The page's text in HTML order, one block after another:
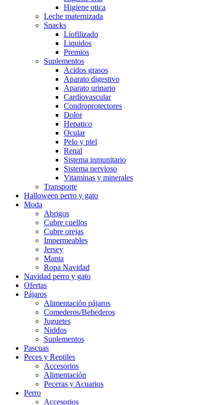
Higiene otica
Leche maternizada
Snacks
Liofilizado
Liquidos
Premios
Suplementos
Acidos grasos
Aparato digestivo
Aparato urinario
Cardiovascular
Condroprotectores
Dolor
Hepatico
Ocular
Pelo y piel
Renal
Sistema inmunitario
Sistema nervioso
Vitaminas y minerales
Transporte
Halloween perro y gato
Moda
Abrigos
Cubre cuellos
Cubre orejas
Impermeables
Jersey
Manta
Ropa Navidad
Navidad perro y gato
Ofertas
Pájaros
Alimentación pájaros
Comederos/Bebederos
Juguetes
Niddos
Suplementos
Pascuas
Peces y Reptiles
Accesorios
Alimentación
Peceras y Acuarios
Perro
Accesorios